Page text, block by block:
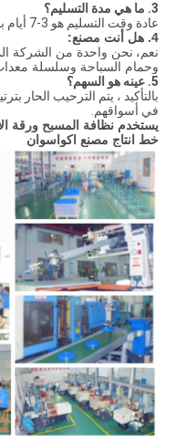
3. ما هي مدة التسليم؟
عادة وقت التسليم هو 3-7 أيام بعد استلام الدفعة المقدمة.
4. هل أنت مصنع:
نعم، نحن واحدة من الشركة
وحمام السباحة وسلسلة معدات
5. عينه هو السهم؟
بالتأكيد ، يتم الترحيب الحار
في أسواقهم.
يستخدم نظافة المسبح ورقة
خط انتاج مصنع اكواسوان